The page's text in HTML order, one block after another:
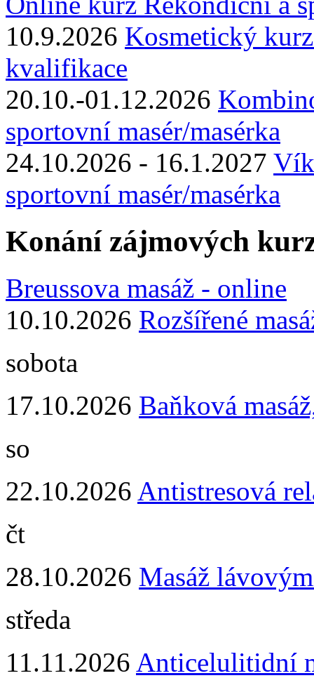
10.9.2026 Kosmetický
kvalifikace
20.10.-01.12.2026
sportovní masér/masérka
24.10.2026 - 16.1.2027
sportovní masér/masérka
Konání zájmových
Breussova masáž - online
10.10.2026 Rozšířené
sobota
17.10.2026 Baňková
so
22.10.2026 Antistresová
čt
28.10.2026 Masáž
středa
11.11.2026 Anticelulitidní